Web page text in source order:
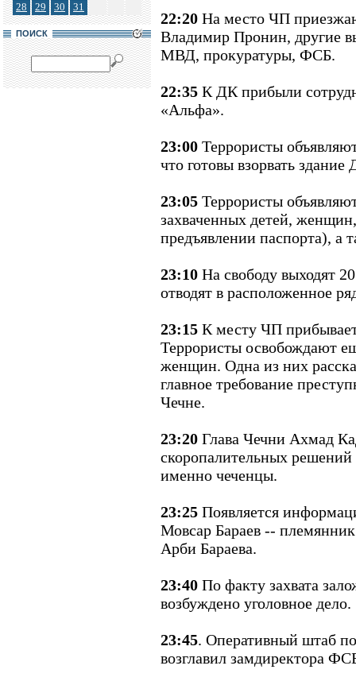
28
29 30 31
ПОИСК
22:20 На место ЧП
Владимир Пронин, другие
МВД, прокуратуры, ФСБ.
22:35 К ДК прибыли
«Альфа».
23:00 Террористы
что готовы взорвать здание
23:05 Террористы
захваченных детей,
предъявлении паспорта), а
23:10 На свободу выходят
отводят в расположенное
23:15 К месту ЧП
Террористы освобождают
женщин. Одна из них
главное требование
Чечне.
23:20 Глава Чечни Ахмад
скоропалительных
именно чеченцы.
23:25 Появляется
Мовсар Бараев --
Арби Бараева.
23:40 По факту захвата
возбуждено уголовное дело.
23:45. Оперативный штаб
возглавил замдиректора